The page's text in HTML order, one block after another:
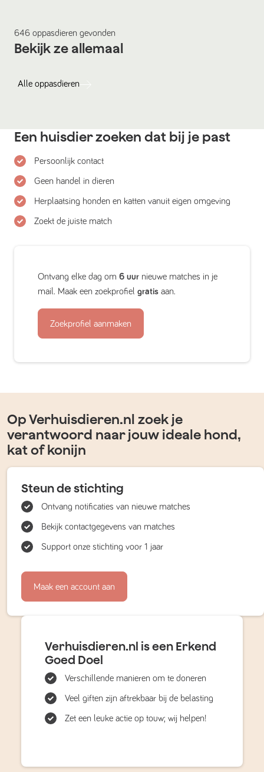
646 oppasdieren gevonden
Bekijk ze allemaal
Alle oppasdieren
Een huisdier zoeken dat bij je past
Persoonlijk contact
Geen handel in dieren
Herplaatsing honden en katten vanuit eigen omgeving
Zoekt de juiste match
Ontvang elke dag om 6 uur nieuwe matches in je
mail. Maak een zoekprofiel gratis aan.
Zoekprofiel aanmaken
Op Verhuisdieren.nl zoek je
verantwoord naar jouw ideale hond,
kat of konijn
Steun de stichting
Ontvang notificaties van nieuwe matches
Bekijk contactgegevens van matches
Support onze stichting voor 1 jaar
Maak een account aan
Verhuisdieren.nl is een Erkend
Goed Doel
Verschillende manieren om te doneren
Veel giften zijn aftrekbaar bij de belasting
Zet een leuke actie op touw; wij helpen!